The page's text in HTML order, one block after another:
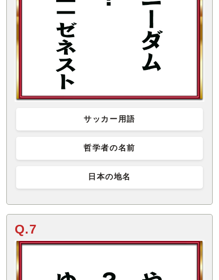
サッカー用語
哲学者の名前
日本の地名
Q.7